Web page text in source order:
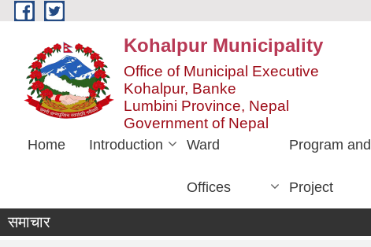
Skip to main content
Kohalpur Municipality
Office of Municipal Executive
Kohalpur, Banke
Lumbini Province, Nepal
Government of Nepal
Home Introduction Ward
Offices
Program and
Project
समाचार